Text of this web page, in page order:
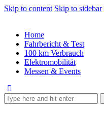
Skip to content Skip to sidebar
Home
Fahrbericht & Test
100 km Verbrauch
Elektromobilität
Messen & Events